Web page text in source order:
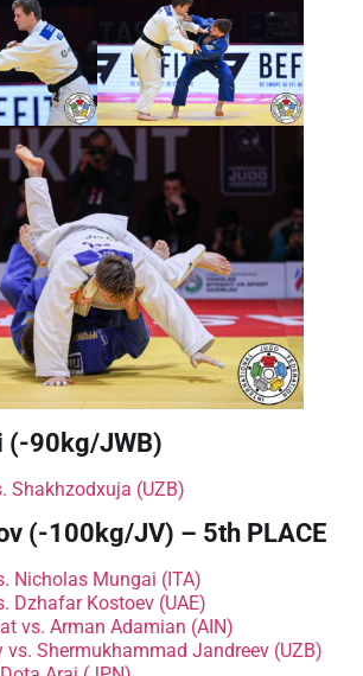
(-90kg/JWB)
Shakhzodxuja (UZB)
(-100kg/JV) – 5th PLACE
Nicholas Mungai (ITA)
Dzhafar Kostoev (UAE)
vs. Arman Adamian (AIN)
vs. Shermukhammad Jandreev (UZB)